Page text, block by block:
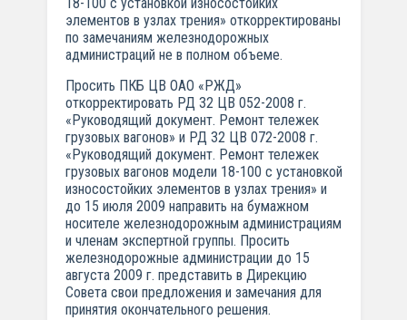
18-100 с установкой износостойких
элементов в узлах трения» откорректированы
по замечаниям железнодорожных
администраций не в полном объеме.
Просить ПКБ ЦВ ОАО «РЖД»
откорректировать РД 32 ЦВ 052-2008 г.
«Руководящий документ. Ремонт тележек
грузовых вагонов» и РД 32 ЦВ 072-2008 г.
«Руководящий документ. Ремонт тележек
грузовых вагонов модели 18-100 с установкой
износостойких элементов в узлах трения» и
до 15 июля 2009 направить на бумажном
носителе железнодорожным администрациям
и членам экспертной группы. Просить
железнодорожные администрации до 15
августа 2009 г. представить в Дирекцию
Совета свои предложения и замечания для
принятия окончательного решения.